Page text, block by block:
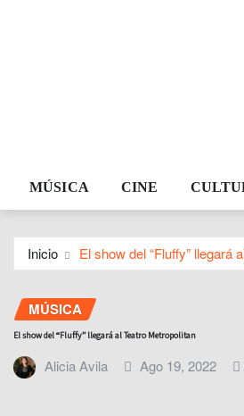
MÚSICA CINE
Inicio El show del “Fluffy” llegará
MÚSICA
El show del “Fluffy” llegará al Teatro Metropolitan
Alicia Avila Ago 19, 2022